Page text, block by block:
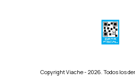
Copyright Viache - 2026. Todos los